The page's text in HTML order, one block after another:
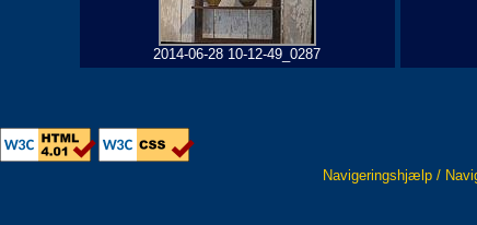
2014-06-28 10-12-49_0287
Navigeringshjælp /